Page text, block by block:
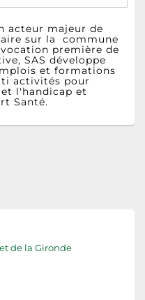
acteur majeur de
sur la commune
première de
SAS développe
et formations
activités pour
l'handicap et
Santé.
de la Gironde